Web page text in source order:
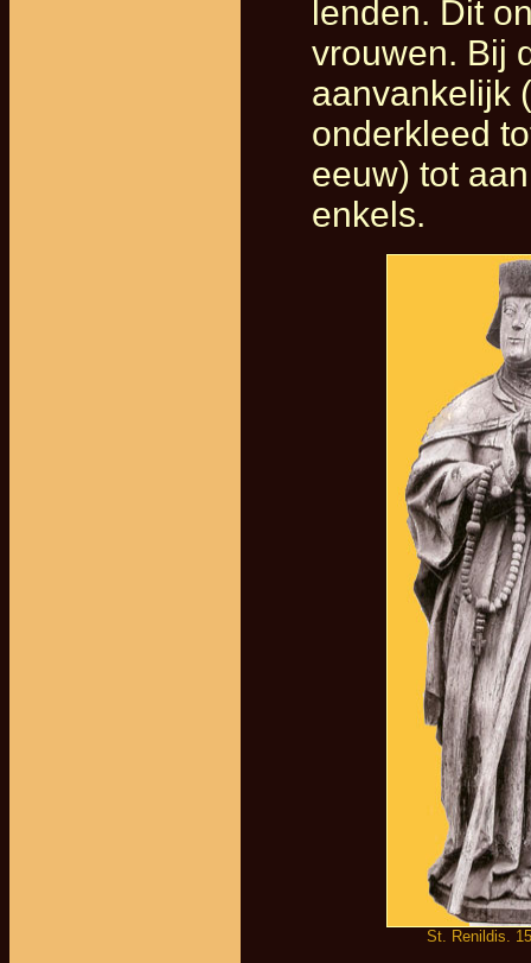
lenden. Dit
vrouwen. Bij
aanvankelijk
onderkleed
eeuw) tot
enkels.
St. Renildis.